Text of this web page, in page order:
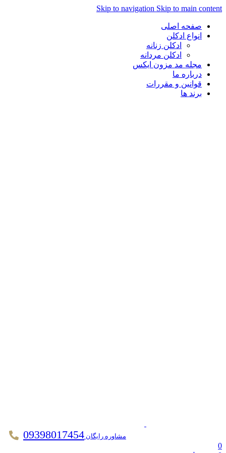
Skip to navigation Skip to main
صفحه اصلی
انواع ادکلن
ادکلن زنانه
ادکلن مردانه
مجله مد مزون ایکس
درباره ما
قوانین و مقررات
برند ها
مشاوره رایگان 09398017454